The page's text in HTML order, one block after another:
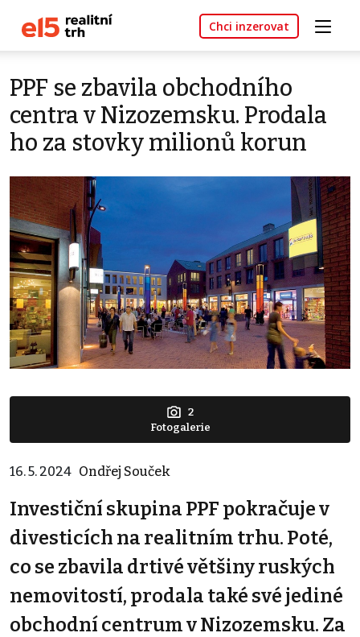
Chci inzerovat
PPF se zbavila obchodního
centra v Nizozemsku. Prodala
ho za stovky milionů korun
2
Fotogalerie
16. 5. 2024 Ondřej Souček
Investiční skupina PPF pokračuje v
divesticích na realitním trhu. Poté,
co se zbavila drtivé většiny ruských
nemovitostí, prodala také své jediné
obchodní centrum v Nizozemsku. Za